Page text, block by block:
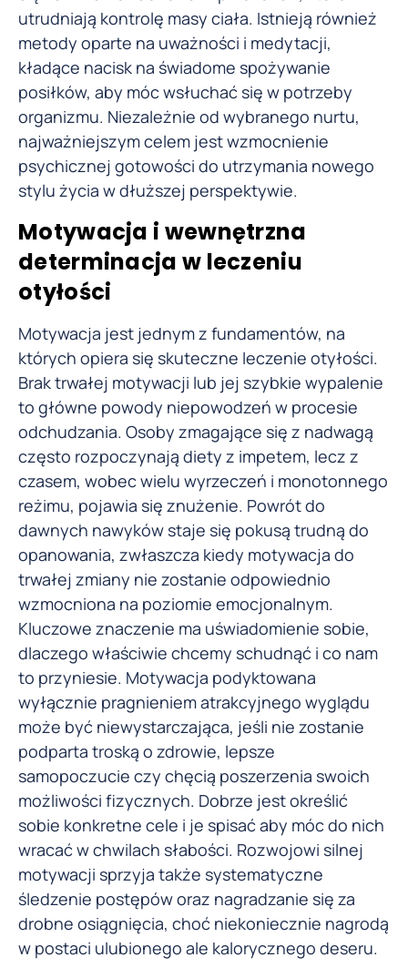
utrudniają kontrolę masy ciała. Istnieją również
metody oparte na uważności i medytacji,
kładące nacisk na świadome spożywanie
posiłków, aby móc wsłuchać się w potrzeby
organizmu. Niezależnie od wybranego nurtu,
najważniejszym celem jest wzmocnienie
psychicznej gotowości do utrzymania nowego
stylu życia w dłuższej perspektywie.
Motywacja i wewnętrzna
determinacja w leczeniu
otyłości
Motywacja jest jednym z fundamentów, na
których opiera się skuteczne leczenie otyłości.
Brak trwałej motywacji lub jej szybkie wypalenie
to główne powody niepowodzeń w procesie
odchudzania. Osoby zmagające się z nadwagą
często rozpoczynają diety z impetem, lecz z
czasem, wobec wielu wyrzeczeń i monotonnego
reżimu, pojawia się znużenie. Powrót do
dawnych nawyków staje się pokusą trudną do
opanowania, zwłaszcza kiedy motywacja do
trwałej zmiany nie zostanie odpowiednio
wzmocniona na poziomie emocjonalnym.
Kluczowe znaczenie ma uświadomienie sobie,
dlaczego właściwie chcemy schudnąć i co nam
to przyniesie. Motywacja podyktowana
wyłącznie pragnieniem atrakcyjnego wyglądu
może być niewystarczająca, jeśli nie zostanie
podparta troską o zdrowie, lepsze
samopoczucie czy chęcią poszerzenia swoich
możliwości fizycznych. Dobrze jest określić
sobie konkretne cele i je spisać aby móc do nich
wracać w chwilach słabości. Rozwojowi silnej
motywacji sprzyja także systematyczne
śledzenie postępów oraz nagradzanie się za
drobne osiągnięcia, choć niekoniecznie nagrodą
w postaci ulubionego ale kalorycznego deseru.